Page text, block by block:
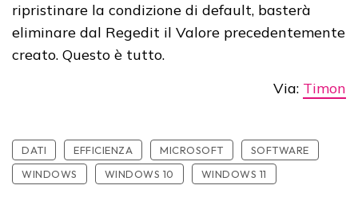
ripristinare la condizione di default, basterà
eliminare dal Regedit il Valore precedentemente
creato. Questo è tutto.
Via: Timon
DATI EFFICIENZA MICROSOFT
SOFTWARE
WINDOWS
WINDOWS 10 WINDOWS 11